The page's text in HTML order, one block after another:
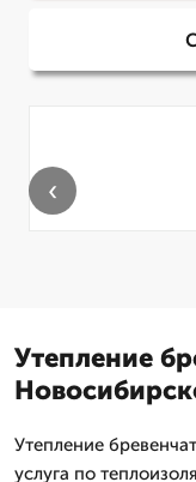
‹
Утепление
Утепление
услуга по